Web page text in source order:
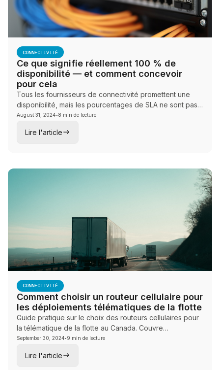
CONNECTIVITÉ
Ce que signifie réellement 100 % de
disponibilité — et comment concevoir
pour cela
Tous les fournisseurs de connectivité promettent une
disponibilité, mais les pourcentages de SLA ne sont pas
la bonne mesure. Découvrez à quoi ressemble la
une connectivité qui offre réellement des résultats.
August 31, 2024·8 min de lecture
Lire l'article
CONNECTIVITÉ
Comment choisir un routeur cellulaire pour
les déploiements télématiques de la flotte
Guide pratique sur le choix des routeurs cellulaires pour
la télématique de la flotte au Canada. Couvre
l'environnement d'exploitation, la compatibilité des
gestion à distance et l'appariement du matériel.
September 30, 2024·9 min de lecture
Lire l'article